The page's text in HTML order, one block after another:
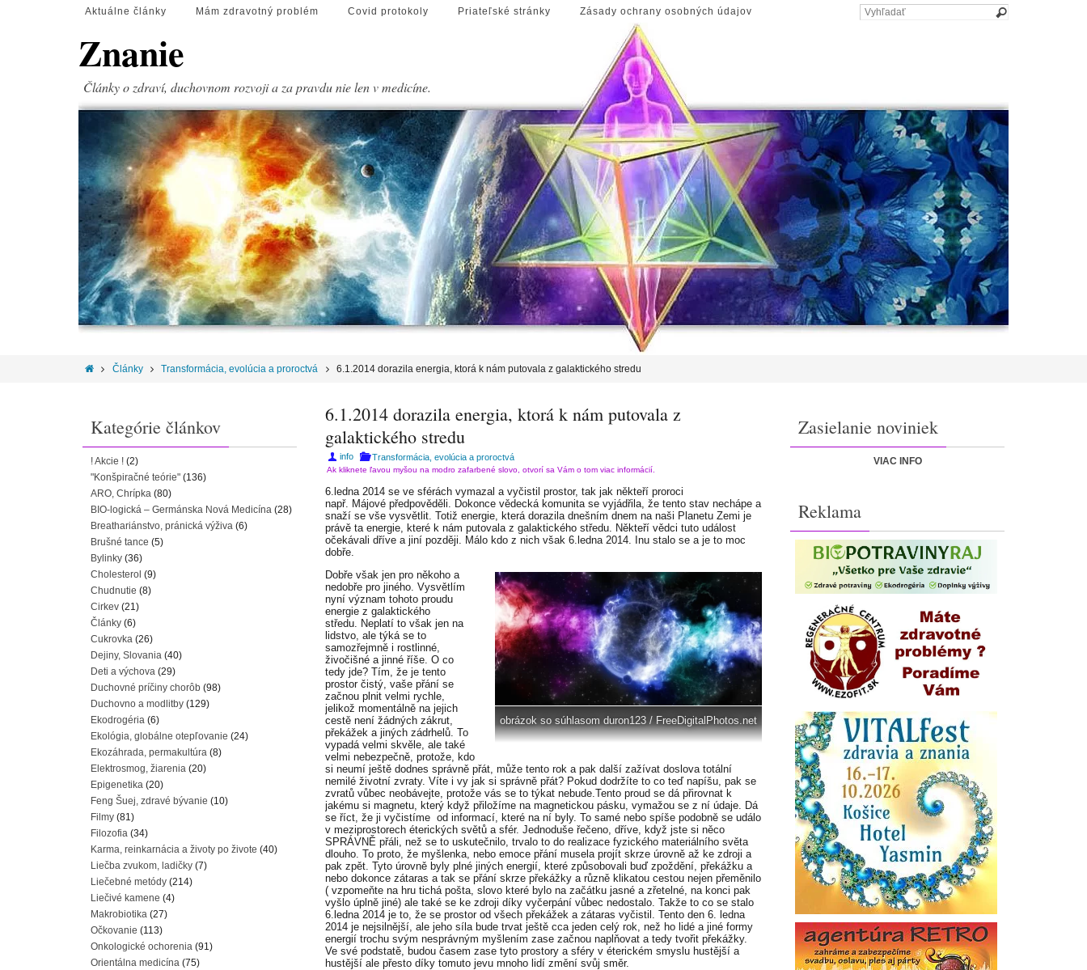
Aktuálne články Mám zdravotný problém Covid protokoly Priateľské stránky Zásady ochrany osobných údajov
Znanie
Články o zdraví, duchovnom rozvoji a za pravdu nie len v medicíne.
Články Transformácia, evolúcia a proroctvá 6.1.2014 dorazila energia, ktorá k nám putovala z galaktického stredu
6.1.2014 dorazila energia, ktorá k nám putovala z
galaktického stredu
info Transformácia, evolúcia a proroctvá
Ak kliknete ľavou myšou na modro zafarbené slovo, otvorí sa Vám o tom viac informácií.
6.ledna 2014 se ve sférách vymazal a vyčistil prostor, tak jak někteří proroci
např. Májové předpověděli. Dokonce vědecká komunita se vyjádřila, že tento stav nechápe a
snaží se vše vysvětlit. Totiž energie, která dorazila dnešním dnem na naši Planetu Zemi je
právě ta energie, které k nám putovala z galaktického středu. Někteří vědci tuto událost
očekávali dříve a jiní později. Málo kdo z nich však 6.ledna 2014. Inu stalo se a je to moc
dobře.
obrázok so súhlasom duron123 / FreeDigitalPhotos.net
Dobře však jen pro někoho a
nedobře pro jiného. Vysvětlím
nyní význam tohoto proudu
energie z galaktického
středu. Neplatí to však jen na
lidstvo, ale týká se to
samozřejmně i rostlinné,
živočišné a jinné říše. O co
tedy jde? Tím, že je tento
prostor čistý, vaše přání se
začnou plnit velmi rychle,
jelikož momentálně na jejich
cestě není žádných zákrut,
překážek a jiných zádrhelů. To
vypadá velmi skvěle, ale také
velmi nebezpečně, protože, kdo
si neumí ještě dodnes správně přát, může tento rok a pak další zažívat doslova totální
nemilé životní zvraty. Víte i vy jak si správně přát? Pokud dodržíte to co teď napíšu, pak se
zvratů vůbec neobávejte, protože vás se to týkat nebude.Tento proud se dá přirovnat k
jakému si magnetu, který když přiložíme na magnetickou pásku, vymažou se z ní údaje. Dá
se říct, že ji vyčistíme od informací, které na ní byly. To samé nebo spíše podobně se událo
v meziprostorech éterických světů a sfér. Jednoduše řečeno, dříve, když jste si něco
SPRÁVNĚ přáli, než se to uskutečnilo, trvalo to do realizace fyzického materiálního světa
dlouho. To proto, že myšlenka, nebo emoce přání musela projít skrze úrovně až ke zdroji a
pak zpět. Tyto úrovně byly plné jiných energií, které způsobovali buď zpoždění, překážku a
nebo dokonce zátaras a tak se přání skrze překážky a různě klikatou cestou nejen přeměnilo
( vzpomeňte na hru tichá pošta, slovo které bylo na začátku jasné a zřetelné, na konci pak
vyšlo úplně jiné) ale také se ke zdroji díky vyčerpání vůbec nedostalo. Takže to co se stalo
6.ledna 2014 je to, že se prostor od všech překážek a zátaras vyčistil. Tento den 6. ledna
2014 je nejsilnější, ale jeho síla bude trvat ještě cca jeden celý rok, než ho lidé a jiné formy
energií trochu svým nesprávným myšlením zase začnou naplňovat a tedy tvořit překážky.
Ve své podstatě, budou časem zase tyto prostory a sféry v éterickém smyslu hustější a
hustější ale přesto díky tomuto jevu mnoho lidí změní svůj směr.
Kategórie článkov
! Akcie ! (2)
"Konšpiračné teórie" (136)
ARO, Chrípka (80)
BIO-logická – Germánska Nová Medicína (28)
Breathariánstvo, pránická výživa (6)
Brušné tance (5)
Bylinky (36)
Cholesterol (9)
Chudnutie (8)
Cirkev (21)
Články (6)
Cukrovka (26)
Dejiny, Slovania (40)
Deti a výchova (29)
Duchovné príčiny chorôb (98)
Duchovno a modlitby (129)
Ekodrogéria (6)
Ekológia, globálne otepľovanie (24)
Ekozáhrada, permakultúra (8)
Elektrosmog, žiarenia (20)
Epigenetika (20)
Feng Šuej, zdravé bývanie (10)
Filmy (81)
Filozofia (34)
Karma, reinkarnácia a životy po živote (40)
Liečba zvukom, ladičky (7)
Liečebné metódy (214)
Liečivé kamene (4)
Makrobiotika (27)
Očkovanie (113)
Onkologické ochorenia (91)
Orientálna medicína (75)
Zasielanie noviniek
VIAC INFO
Reklama